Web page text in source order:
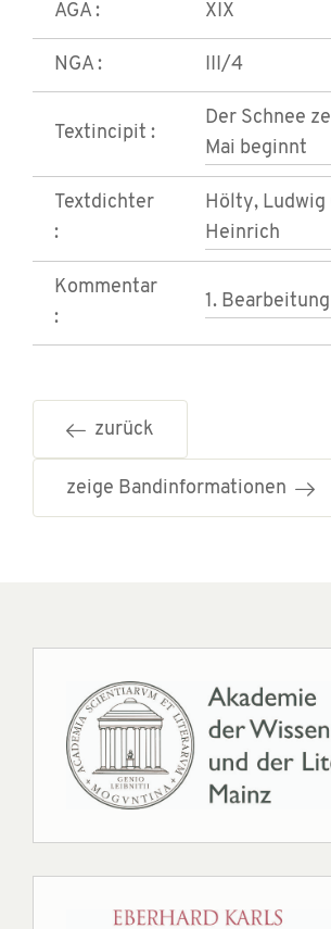
AGA : XIX
NGA : III/4
Textincipit :
Der Schnee
Mai beginnt
Textdichter
:
Hölty, Ludwig
Heinrich
Kommentar
:
1. Bearbeitung
zurück
zeige Bandinformationen